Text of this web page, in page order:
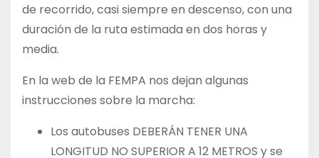
de recorrido, casi siempre en descenso, con una
duración de la ruta estimada en dos horas y
media.
En la web de la FEMPA nos dejan algunas
instrucciones sobre la marcha:
Los autobuses DEBERÁN TENER UNA
LONGITUD NO SUPERIOR A 12 METROS y se